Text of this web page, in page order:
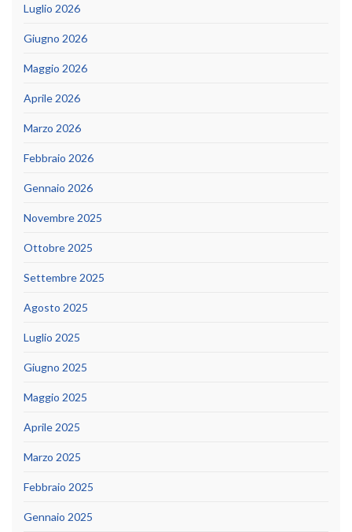
Luglio 2026
Giugno 2026
Maggio 2026
Aprile 2026
Marzo 2026
Febbraio 2026
Gennaio 2026
Novembre 2025
Ottobre 2025
Settembre 2025
Agosto 2025
Luglio 2025
Giugno 2025
Maggio 2025
Aprile 2025
Marzo 2025
Febbraio 2025
Gennaio 2025